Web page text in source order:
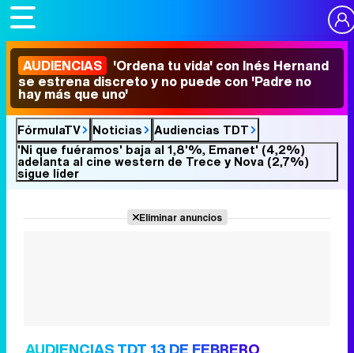
AUDIENCIAS 'Ordena tu vida' con Inés Hernand
se estrena discreto y no puede con 'Padre no
hay más que uno'
FórmulaTV Noticias
Audiencias TDT
'Ni que fuéramos' baja al 1,8'%, Emanet' (4,2%)
adelanta al cine western de Trece y Nova (2,7%)
sigue líder
Eliminar anuncios